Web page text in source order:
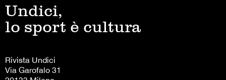
Undici,
lo sport è cultura
Rivista Undici
Via Garofalo 31